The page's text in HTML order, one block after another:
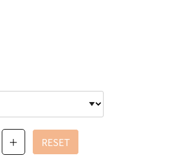
＋ RESET